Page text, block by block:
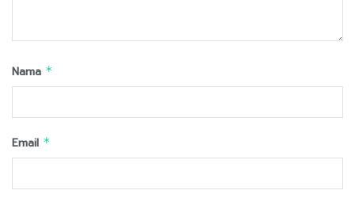
Nama *
Email *